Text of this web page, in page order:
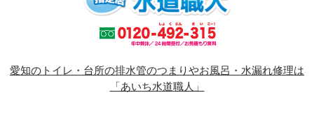
愛知のトイレ・台所の排水管のつまりやお風呂・水漏れ修理は
「あいち水道職人」